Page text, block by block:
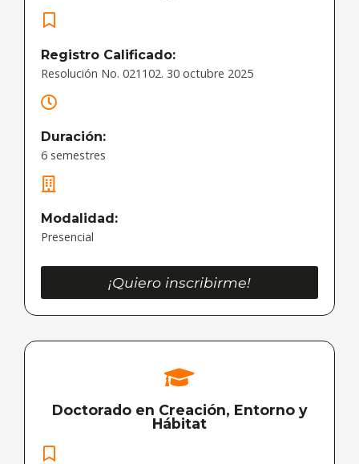
Registro Calificado:
Resolución No. 021102. 30 octubre 2025
Duración:
6 semestres
Modalidad:
Presencial
¡Quiero inscribirme!
Doctorado en Creación, Entorno y
Hábitat